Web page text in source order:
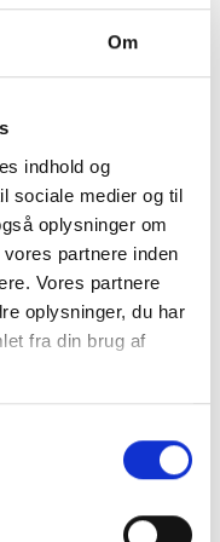
Om
indhold og
sociale medier og til
oplysninger om
partnere inden
Vores partnere
oplysninger, du har
fra din brug af
6. og 10. kreds
10